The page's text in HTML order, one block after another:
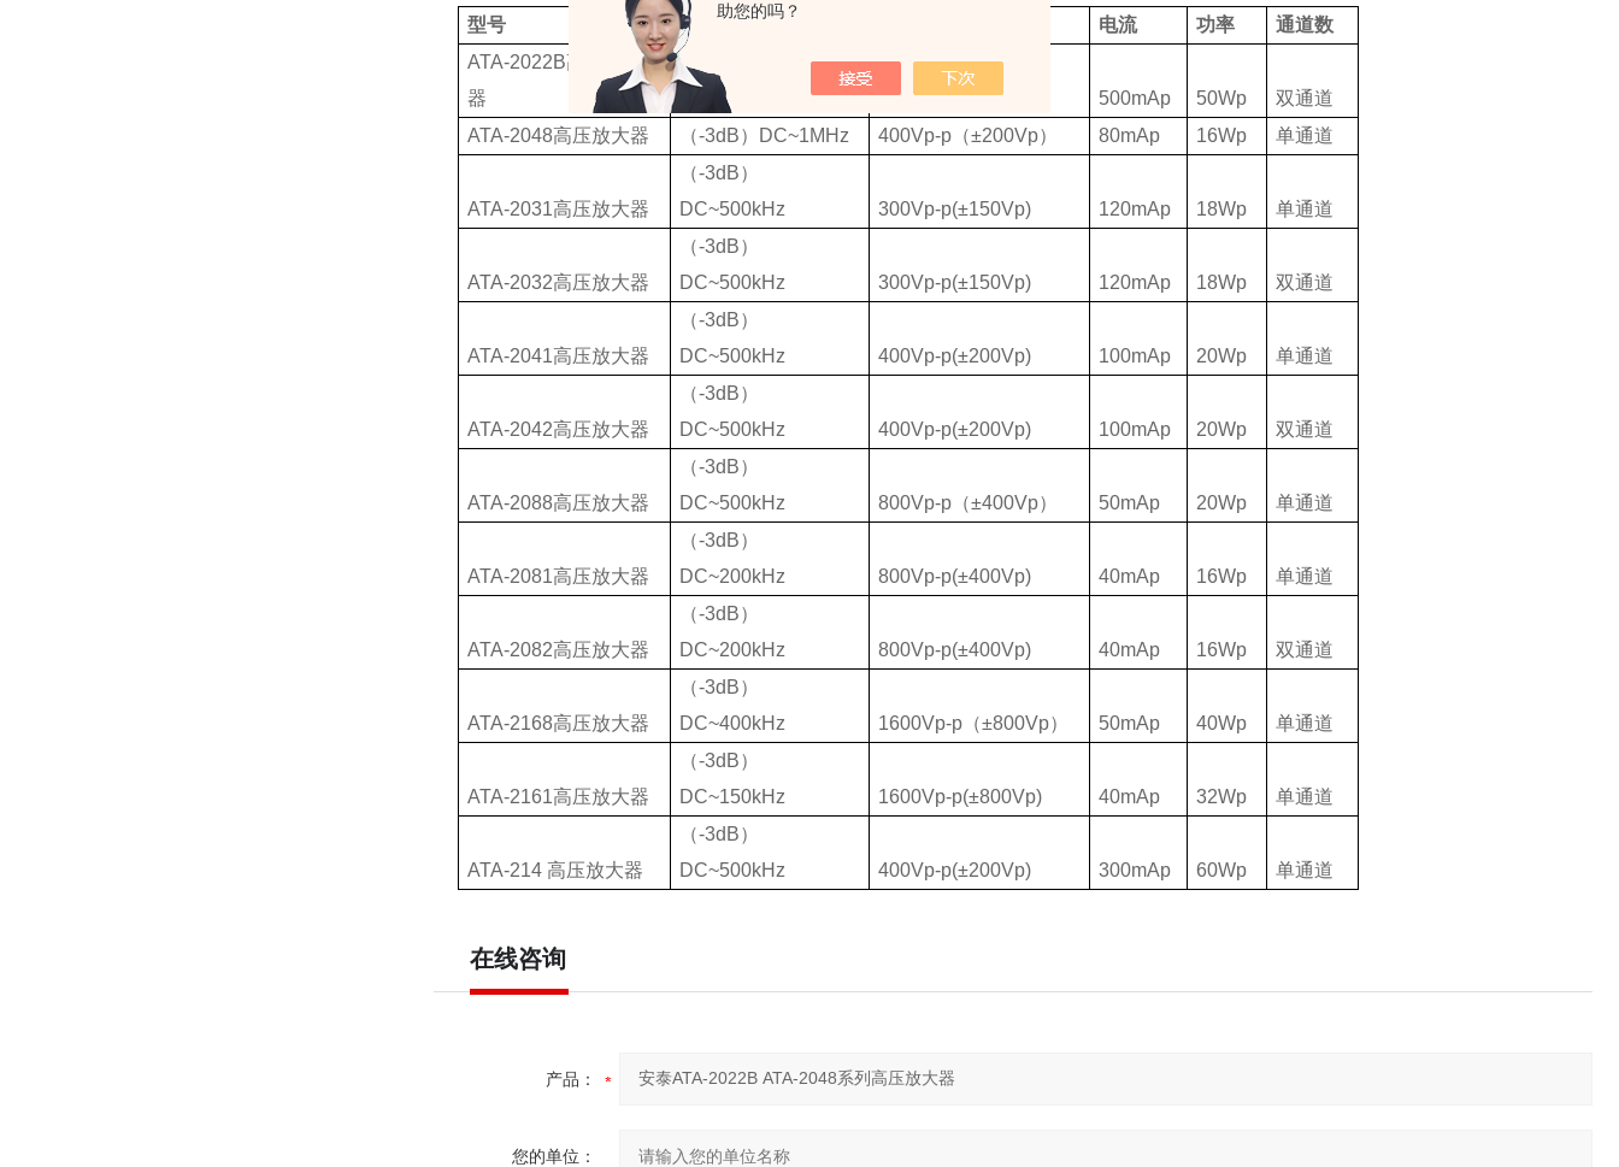
助您的吗？
型号
带宽 电流 功率
通道数
ATA-2022B高压放大
器
-3dB DC~1MHz 200Vp-p(±100Vp) 500mAp 50Wp
双通道
ATA-2048高压放大器 （-3dB） DC~1MHz 400Vp-p （±200Vp） 80mAp 16Wp 单通道
ATA-2031高压放大器
（-3dB）
DC~500kHz
300Vp-p(±150Vp) 120mAp 18Wp 单通道
ATA-2032高压放大器
（-3dB）
DC~500kHz
300Vp-p(±150Vp) 120mAp 18Wp 双通道
ATA-2041高压放大器
（-3dB）
DC~500kHz
400Vp-p(±200Vp) 100mAp 20Wp 单通道
ATA-2042高压放大器
（-3dB）
DC~500kHz
400Vp-p(±200Vp) 100mAp 20Wp 双通道
ATA-2088高压放大器
（-3dB）
DC~500kHz
800Vp-p （±400Vp） 50mAp 20Wp 单通道
ATA-2081高压放大器
（-3dB）
DC~200kHz
800Vp-p(±400Vp) 40mAp 16Wp 单通道
ATA-2082高压放大器
（-3dB）
DC~200kHz
800Vp-p(±400Vp) 40mAp 16Wp 双通道
ATA-2168高压放大器
（-3dB）
DC~400kHz
1600Vp-p （±800Vp） 50mAp 40Wp 单通道
ATA-2161高压放大器
（-3dB）
DC~150kHz
1600Vp-p(±800Vp) 40mAp 32Wp 单通道
ATA-214高压放大器
（-3dB）
DC~500kHz
400Vp-p(±200Vp) 300mAp 60Wp 单通道
在线咨询
产品：
您的单位：